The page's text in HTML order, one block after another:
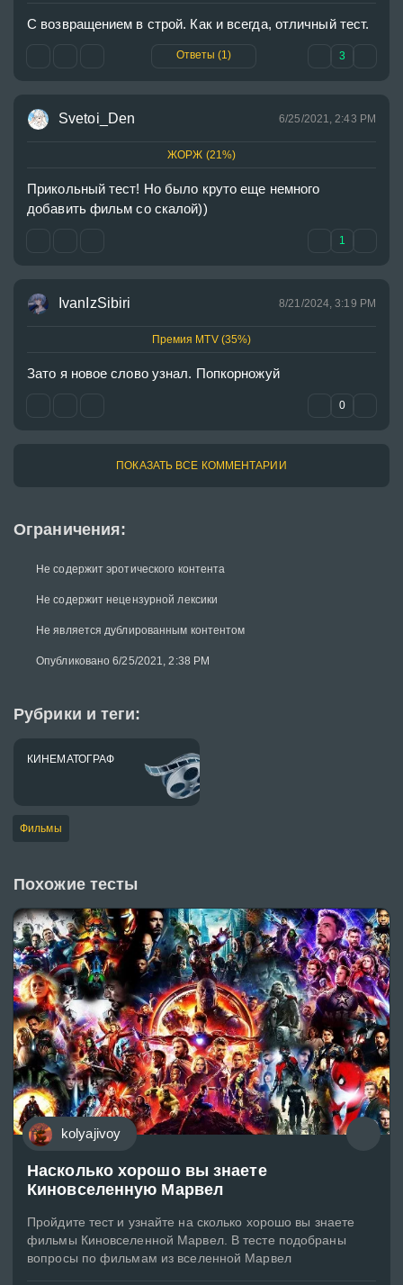
Ограничения:
Не содержит эротического контента
Не содержит нецензурной лексики
Не является дублированным контентом
Опубликовано 6/25/2021, 2:38 PM
Рубрики и теги:
КИНЕМАТОГРАФ
Фильмы
Svetoi_Den 6/25/2021, 2:43 PM
ЖОРЖ (21%)
Прикольный тест! Но было круто еще немного
добавить фильм со скалой))
1
С возвращением в строй. Как и всегда, отличный тест.
Ответы (1) 3
IvanIzSibiri 8/21/2024, 3:19 PM
Премия MTV (35%)
Зато я новое слово узнал. Попкорножуй
0
ПОКАЗАТЬ ВСЕ КОММЕНТАРИИ
Похожие тесты
kolyajivoy
Насколько хорошо вы знаете
Киновселенную Марвел
Пройдите тест и узнайте на сколько хорошо вы знаете
фильмы Киновселенной Марвел. В тесте подобраны
вопросы по фильмам из вселенной Марвел